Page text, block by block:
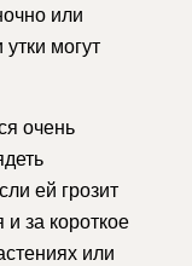
или
могут
очень
ей грозит
и за короткое
или